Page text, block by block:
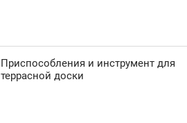
Приспособления и инструмент для
террасной доски